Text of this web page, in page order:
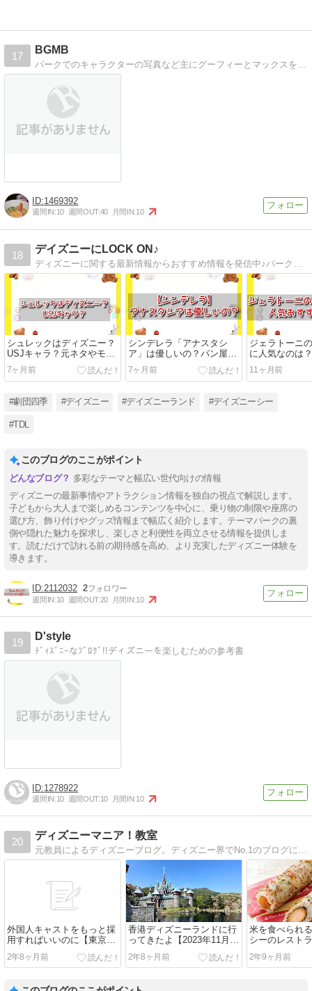
17
BGMB
1469392
週間IN:10 週間OUT:40 月間IN:10
18
デイズニーにLOCK ON♪
シュレックはディズニー？
USJキャラ？元ネタやモデ
ルになったのは？
7ヶ月前
シンデレラ「アナスタシ
ア」は優しいの？パン屋と
結婚してその後どうなっ
た？
7ヶ月前
ジェラトーニ
に人気なのは
の春夏秋冬お
11ヶ月前
#劇団四季 #デイズニー #デイズニーランド #デイズニーシー
#TDL
このブログのここがポイント
多彩なテーマと幅広い世代向けの情報
ディズニーの最新事情やアトラクション情報を独自の視点で解説します。
子どもから大人まで楽しめるコンテンツを中心に、乗り物の制限や座席の
選び方、飾り付けやグッズ情報まで幅広く紹介します。テーマパークの裏
側や隠れた魅力を探求し、楽しさと利便性を両立させる情報を提供しま
す。読むだけで訪れる前の期待感を高め、より充実したディズニー体験を
導きます。
2112032 2
週間IN:10 週間OUT:20 月間IN:10
19
D'style
ﾃﾞｨｽﾞﾆｰなﾌﾞﾛｸﾞ!!ディズニーを楽しむための参考書
1278922
週間IN:10 週間OUT:10 月間IN:10
20
ディズニーマニア！教室
元教員によるディズニーブログ。ディズニー界でNo.1のブログになります。
外国人キャストをもっと採
用すればいいのに【東京デ
ィズニーリゾート】
2年8ヶ月前
香港ディズニーランドに行
ってきたよ【2023年11月：
アナ雪エリア公開後】
2年8ヶ月前
米を食べられ
シーのレスト
2年9ヶ月前